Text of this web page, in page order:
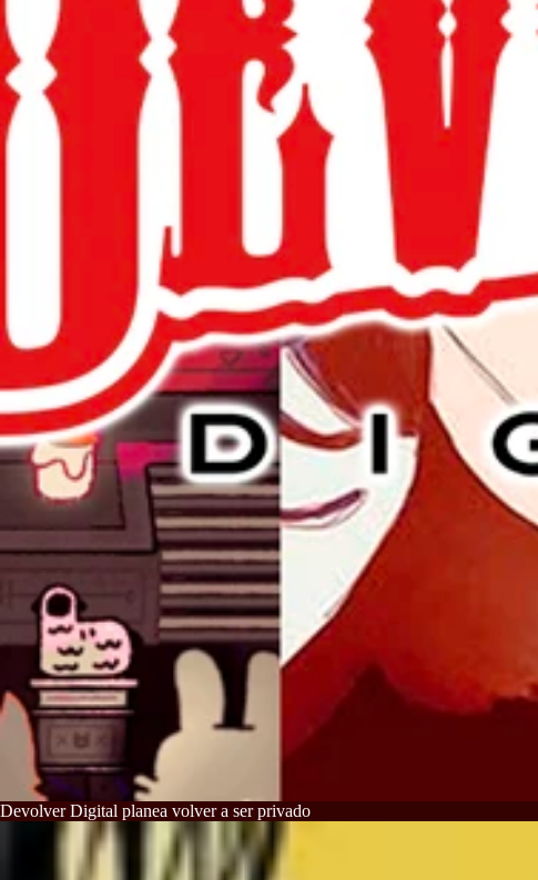
Devolver Digital planea volver a ser privado